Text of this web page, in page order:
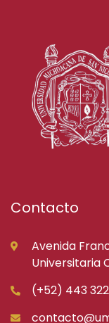
Contacto
Avenida
Universitaria
(+52) 443